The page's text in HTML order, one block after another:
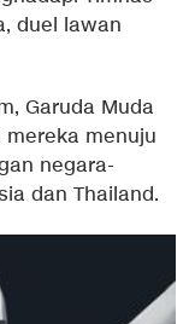
duel lawan
Garuda Muda
menuju
negara-
dan Thailand.